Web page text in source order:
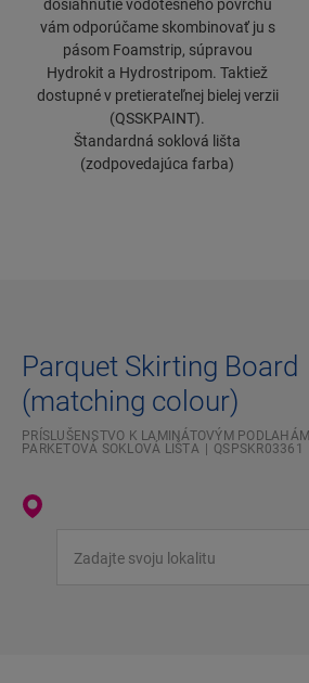
dosiahnutie vodotesného povrchu
vám odporúčame skombinovať ju s
pásom Foamstrip, súpravou
Hydrokit a Hydrostripom. Taktiež
dostupné v pretierateľnej bielej verzii
(QSSKPAINT).
Štandardná soklová lišta
(zodpovedajúca farba)
Parquet Skirting Board
(matching colour)
PRÍSLUŠENSTVO K LAMINÁTOVÝM PODLAHÁM
PARKETOVÁ SOKLOVÁ LIŠTA
QSPSKR03361